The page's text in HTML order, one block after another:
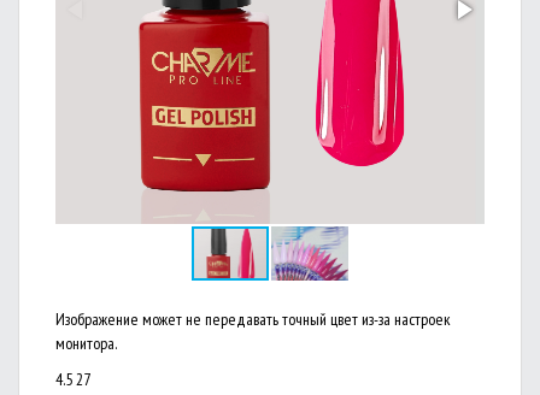
Изображение может не передавать точный цвет из-за настроек
монитора.
4.527